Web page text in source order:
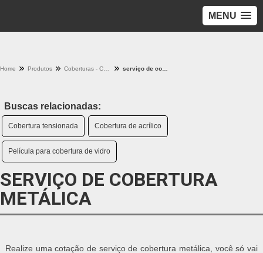
MENU
Home Produtos
Buscas relacionadas:
Cobertura tensionada Cobertura de acrílico
Película para cobertura de vidro
SERVIÇO DE COBERTURA
METÁLICA
Realize uma cotação de serviço de cobertura metálica, você só vai